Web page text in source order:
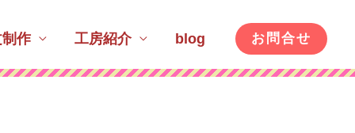
作 工房紹介 blog お問合せ